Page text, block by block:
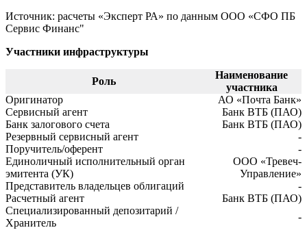
Источник: расчеты «Эксперт РА» по данным ООО «СФО ПБ
Сервис Финанс"
Участники инфраструктуры
Роль
Наименование
участника
Оригинатор
АО «Почта Банк»
Сервисный агент
Банк ВТБ (ПАО)
Банк залогового счета
Банк ВТБ (ПАО)
Резервный сервисный агент
-
Поручитель/оферент
-
Единоличный исполнительный орган
эмитента (УК)
ООО «Тревеч-
Управление»
Представитель владельцев облигаций
-
Расчетный агент
Банк ВТБ (ПАО)
Специализированный депозитарий /
Хранитель
-